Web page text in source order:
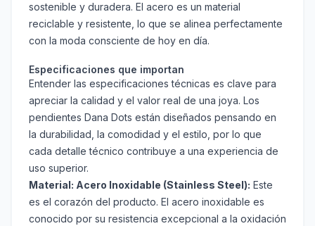
sostenible y duradera. El acero es un material
reciclable y resistente, lo que se alinea perfectamente
con la moda consciente de hoy en día.
Especificaciones que importan
Entender las especificaciones técnicas es clave para
apreciar la calidad y el valor real de una joya. Los
pendientes Dana Dots están diseñados pensando en
la durabilidad, la comodidad y el estilo, por lo que
cada detalle técnico contribuye a una experiencia de
uso superior.
Material: Acero Inoxidable (Stainless Steel): Este
es el corazón del producto. El acero inoxidable es
conocido por su resistencia excepcional a la oxidación